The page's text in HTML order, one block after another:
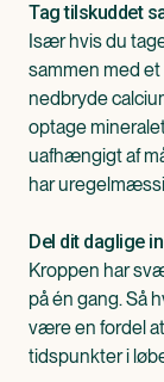
Tag tilskuddet
Især hvis du
sammen med
nedbryde
optage
uafhængigt af
har
Del dit daglige
Kroppen har
på én gang. Så
være en fordel
tidspunkter i